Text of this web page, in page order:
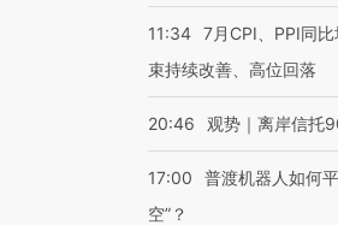
11:34 7月CPI、PPI同
束持续改善、高位回落
20:46 观势｜离岸信托
17:00
普渡机器人如何
空”？